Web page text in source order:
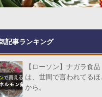
記事ランキング
【ローソン】ナガラ食
は、世間で言われてる
から。